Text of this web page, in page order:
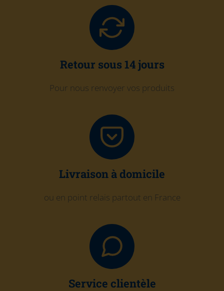
Retour sous 14 jours
Pour nous renvoyer vos produits
Livraison à domicile
ou en point relais partout en France
Service clientèle